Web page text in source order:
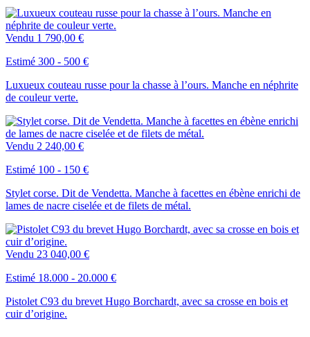
Vendu 1 790,00 €
Estimé 300 - 500 €
Luxueux couteau russe pour la chasse à l’ours. Manche en néphrite
de couleur verte.
Vendu 2 240,00 €
Estimé 100 - 150 €
Stylet corse. Dit de Vendetta. Manche à facettes en ébène enrichi de
lames de nacre ciselée et de filets de métal.
Vendu 23 040,00 €
Estimé 18.000 - 20.000 €
Pistolet C93 du brevet Hugo Borchardt, avec sa crosse en bois et
cuir d’origine.